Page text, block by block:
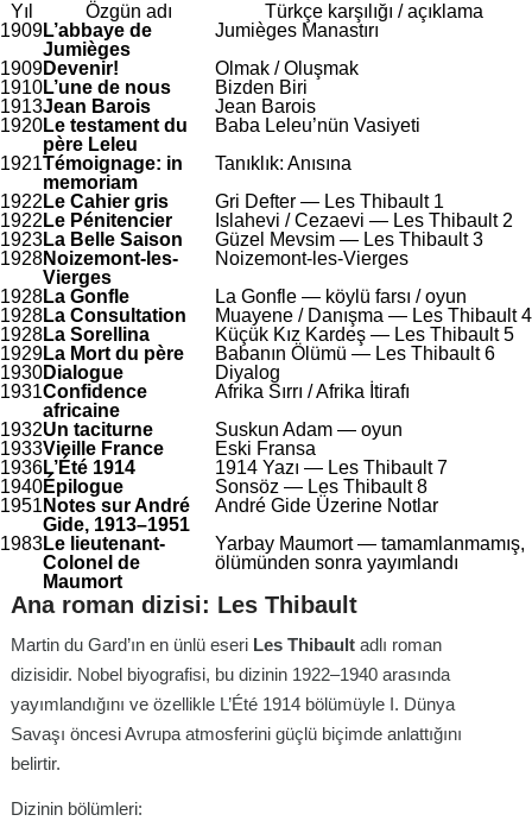
Yıl Özgün adı
Türkçe karşılığı / açıklama
1909L’abbaye de
Jumièges
Jumièges Manastırı
1909Devenir!
Olmak / Oluşmak
1910L’une de nous
Bizden Biri
1913Jean Barois
Jean Barois
1920Le testament du
père Leleu
Baba Leleu’nün Vasiyeti
1921Témoignage: in
memoriam
Tanıklık: Anısına
1922 Le Cahier gris Gri Defter — Les Thibault1
1922 Le Pénitencier Islahevi / Cezaevi — Les Thibault2
1923La Belle Saison Güzel Mevsim — Les Thibault3
1928Noizemont-les-
Vierges
Noizemont-les-Vierges
1928La Gonfle
La Gonfle — köylü farsı / oyun
1928La Consultation Muayene / Danışma — Les Thibault4
1928La Sorellina Küçük Kız Kardeş — Les Thibault5
1929La Mort du père Babanın Ölümü — Les Thibault6
1930Dialogue
Diyalog
1931Confidence
africaine
Afrika Sırrı / Afrika İtirafı
1932Un taciturne
Suskun Adam — oyun
1933Vieille France
Eski Fransa
1936L’Été 1914 1914 Yazı — Les Thibault7
1940Épilogue Sonsöz — Les Thibault8
1951 Notes sur André
Gide, 1913–1951
André Gide Üzerine Notlar
1983Le lieutenant-
Colonel de
Maumort
Yarbay Maumort — tamamlanmamış,
ölümünden sonra yayımlandı
Ana roman dizisi: Les Thibault
Martin du Gard’ın en ünlü eseri Les Thibault adlı roman
dizisidir. Nobel biyografisi, bu dizinin 1922–1940 arasında
yayımlandığını ve özellikle L’Été 1914 bölümüyle I. Dünya
Savaşı öncesi Avrupa atmosferini güçlü biçimde anlattığını
belirtir.
Dizinin bölümleri: